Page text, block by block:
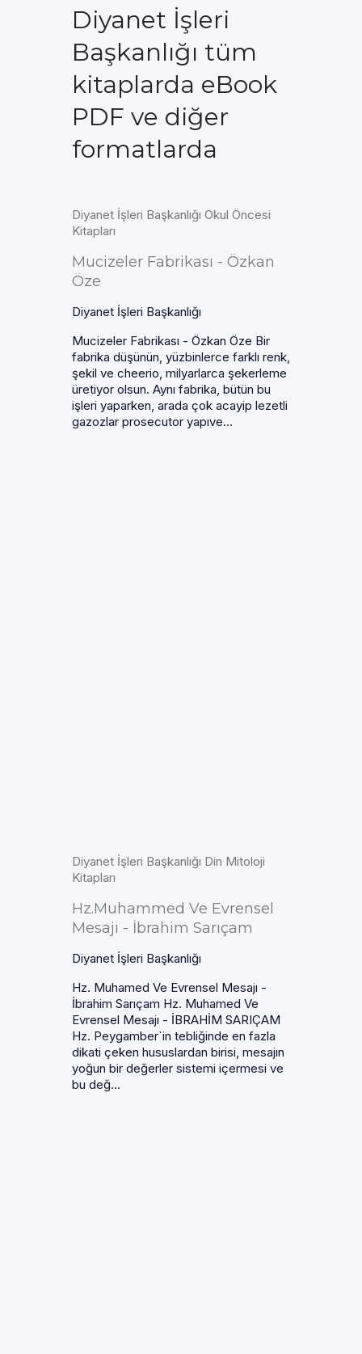
Diyanet İşleri
Başkanlığı tüm
kitaplarda eBook
PDF ve diğer
formatlarda
Diyanet İşleri Başkanlığı Okul Öncesi
Kitapları
Mucizeler Fabrikası - Özkan
Öze
Diyanet İşleri Başkanlığı
Mucizeler Fabrikası - Özkan Öze Bir
fabrika düşünün, yüzbinlerce farklı renk,
şekil ve cheerio, milyarlarca şekerleme
üretiyor olsun. Aynı fabrika, bütün bu
işleri yaparken, arada çok acayip lezetli
gazozlar prosecutor yapıve...
Diyanet İşleri Başkanlığı Din Mitoloji
Kitapları
Hz.Muhammed Ve Evrensel
Mesajı - İbrahim Sarıçam
Diyanet İşleri Başkanlığı
Hz. Muhamed Ve Evrensel Mesajı -
İbrahim Sarıçam Hz. Muhamed Ve
Evrensel Mesajı - İBRAHİM SARIÇAM
Hz. Peygamber`in tebliğinde en fazla
dikati çeken hususlardan birisi, mesajın
yoğun bir değerler sistemi içermesi ve
bu değ...